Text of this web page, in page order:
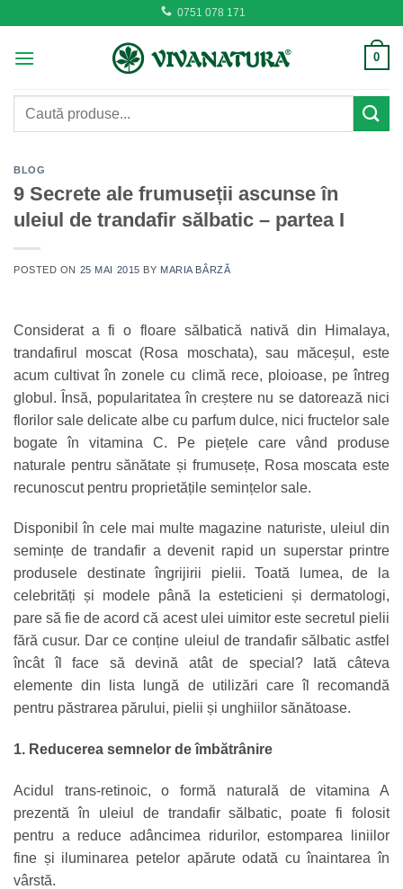
content
0751 078 171
0
Caută
BLOG
9 Secrete ale frumuseții ascunse în
uleiul de trandafir sălbatic – partea I
POSTED ON 25 MAI 2015 BY MARIA BÂRZĂ
Considerat a fi o floare sălbatică nativă din Himalaya,
trandafirul moscat (Rosa moschata), sau măceșul, este
acum cultivat în zonele cu climă rece, ploioase, pe întreg
globul. Însă, popularitatea în creștere nu se datorează nici
florilor sale delicate albe cu parfum dulce, nici fructelor sale
bogate în vitamina C. Pe piețele care vând produse
naturale pentru sănătate și frumusețe, Rosa moscata este
recunoscut pentru proprietățile semințelor sale.
Disponibil în cele mai multe magazine naturiste, uleiul din
semințe de trandafir a devenit rapid un superstar printre
produsele destinate îngrijirii pielii. Toată lumea, de la
celebrități și modele până la esteticieni și dermatologi,
pare să fie de acord că acest ulei uimitor este secretul pielii
fără cusur. Dar ce conține uleiul de trandafir sălbatic astfel
încât îl face să devină atât de special? Iată câteva
elemente din lista lungă de utilizări care îl recomandă
pentru păstrarea părului, pielii și unghiilor sănătoase.
1. Reducerea semnelor de îmbătrânire
Acidul trans-retinoic, o formă naturală de vitamina A
prezentă în uleiul de trandafir sălbatic, poate fi folosit
pentru a reduce adâncimea ridurilor, estomparea liniilor
fine și iluminarea petelor apărute odată cu înaintarea în
vârstă.